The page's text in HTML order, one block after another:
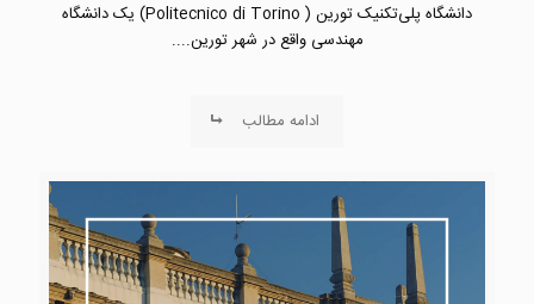
دانشگاه پلی‌تکنیک تورین ( Politecnico di Torino) یک دانشگاه
مهندسی واقع در شهر تورین....
ادامه مطالب